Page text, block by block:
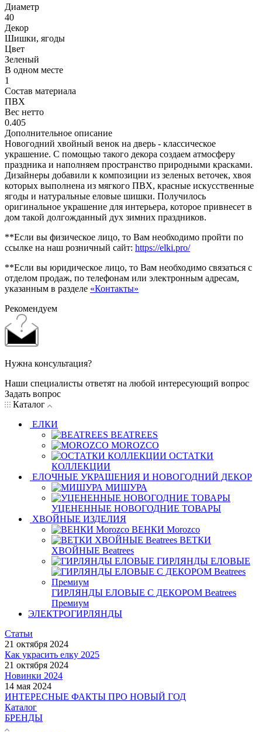
Диаметр
40
Декор
Шишки, ягоды
Цвет
Зеленый
В одном месте
1
Состав материала
ПВХ
Вес нетто
0.405
Дополнительное описание
Новогодний хвойный венок на дверь - классическое
украшение. С помощью такого декора создаем атмосферу
праздника и наполняем пространство природными красками.
Дизайнеры добавили к композиции из зеленых веточек, хвоя
которых выполнена из мягкого ПВХ, красные искусственные
ягоды и натуральные еловые шишки. Получилось
оригинальное украшение для интерьера, которое привнесет в
дом такой долгожданный дух зимних праздников.
**Если вы физическое лицо, то Вам необходимо пройти по
ссылке на наш розничный сайт: https://elki.pro/
**Если вы юридическое лицо, то Вам необходимо связаться с
отделом продаж, по телефонам или электронным адресам,
указанным в разделе «Контакты»
Рекомендуем
Нужна консультация?
Наши специалисты ответят на любой интересующий вопрос
Задать вопрос
Каталог
ЕЛКИ
BEATREES
MOROZCO
ОСТАТКИ
КОЛЛЕКЦИИ
ЕЛОЧНЫЕ УКРАШЕНИЯ И НОВОГОДНИЙ ДЕКОР
МИШУРА
УЦЕНЕННЫЕ НОВОГОДНИЕ ТОВАРЫ
ХВОЙНЫЕ ИЗДЕЛИЯ
ВЕНКИ Morozco
ВЕТКИ
ХВОЙНЫЕ Beatrees
ГИРЛЯНДЫ ЕЛОВЫЕ
ГИРЛЯНДЫ ЕЛОВЫЕ С ДЕКОРОМ Beatrees
Премиум
ЭЛЕКТРОГИРЛЯНДЫ
Статьи
21 октября 2024
Как украсить елку 2025
21 октября 2024
Новинки 2024
14 мая 2024
ИНТЕРЕСНЫЕ ФАКТЫ ПРО НОВЫЙ ГОД
Каталог
БРЕНДЫ